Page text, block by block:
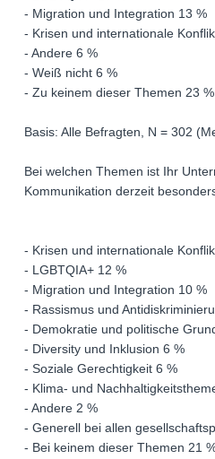
- Migration und Integration 13 %
- Krisen und internationale
- Andere 6 %
- Weiß nicht 6 %
- Zu keinem dieser Themen 23 %
Basis: Alle Befragten, N = 302
Bei welchen Themen ist Ihr
Kommunikation derzeit
- Krisen und internationale
- LGBTQIA+ 12 %
- Migration und Integration 10 %
- Rassismus und
- Demokratie und politische
- Diversity und Inklusion 6 %
- Soziale Gerechtigkeit 6 %
- Klima- und
- Andere 2 %
- Generell bei allen
- Bei keinem dieser Themen 21